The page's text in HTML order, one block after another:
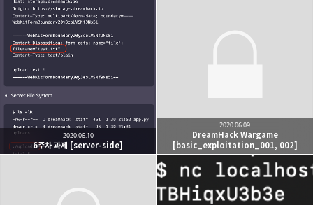
6주차 과제 [server-side]
2020.06.10
DreamHack Wargame
[basic_exploitation_001, 002]
2020.06.09